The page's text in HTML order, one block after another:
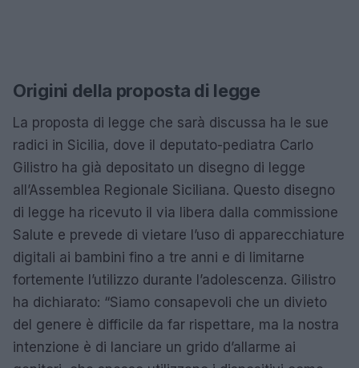
Origini della proposta di legge
La proposta di legge che sarà discussa ha le sue
radici in Sicilia, dove il deputato-pediatra Carlo
Gilistro ha già depositato un disegno di legge
all’Assemblea Regionale Siciliana. Questo disegno
di legge ha ricevuto il via libera dalla commissione
Salute e prevede di vietare l’uso di apparecchiature
digitali ai bambini fino a tre anni e di limitarne
fortemente l’utilizzo durante l’adolescenza. Gilistro
ha dichiarato: “Siamo consapevoli che un divieto
del genere è difficile da far rispettare, ma la nostra
intenzione è di lanciare un grido d’allarme ai